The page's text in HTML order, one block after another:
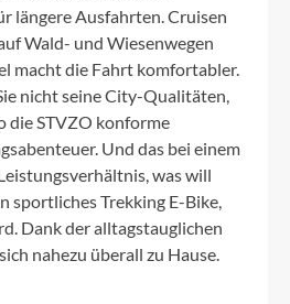
längere Ausfahrten. Cruisen
Wald- und Wiesenwegen
macht die Fahrt komfortabler.
nicht seine City-Qualitäten,
die STVZO konforme
Und das bei einem
was will
sportliches Trekking E-Bike,
Dank der alltagstauglichen
nahezu überall zu Hause.